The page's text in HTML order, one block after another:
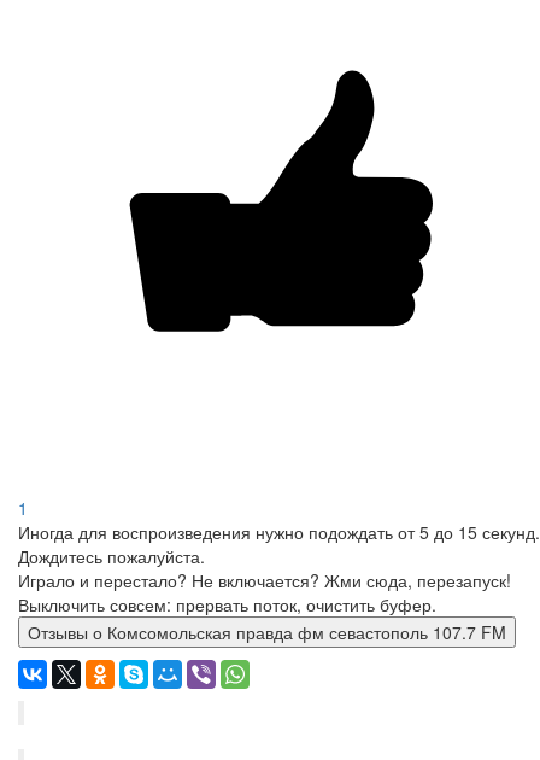
1
Иногда для воспроизведения нужно подождать от 5 до 15 секунд.
Дождитесь пожалуйста.
Играло и перестало? Не включается? Жми сюда, перезапуск!
Выключить совсем: прервать поток, очистить буфер.
Отзывы о Комсомольская правда фм севастополь 107.7 FM